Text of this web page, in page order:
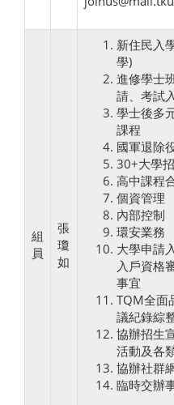
組
員
張
瓊
如
新住民入
學)
進修學士
請、考試
學士後多
課程
國軍退除
30+大學
高中課程
個資管理
內部控制
環安業務
大學申請
入戶資格
事宜
TQM全面
議紀錄綜
協辦招生
活動及各
協辦社群
臨時交辦